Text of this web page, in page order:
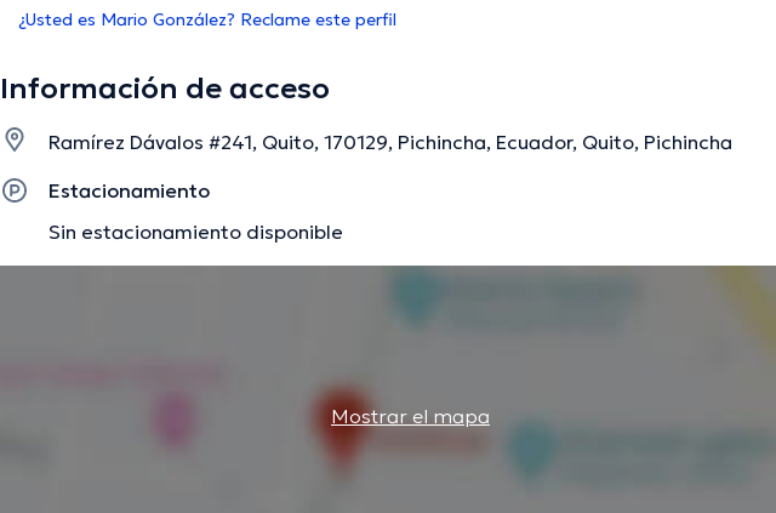
¿Usted es Mario González? Reclame este perfil
Información de acceso
Ramírez Dávalos #241, Quito, 170129, Pichincha, Ecuador, Quito, Pichincha
Estacionamiento
Sin estacionamiento disponible
Mostrar el mapa